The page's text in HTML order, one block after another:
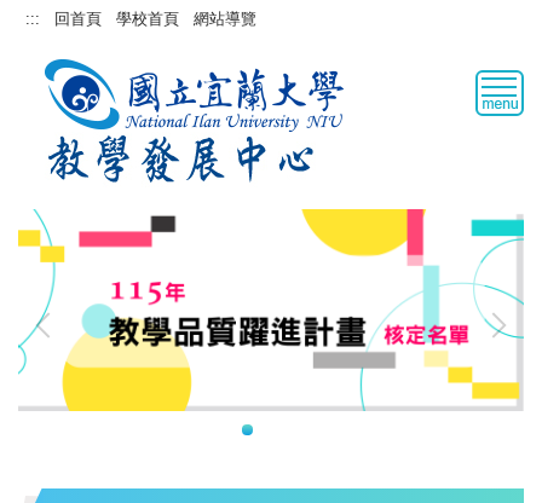
跳::: 回首頁 學校首頁 網站導覽